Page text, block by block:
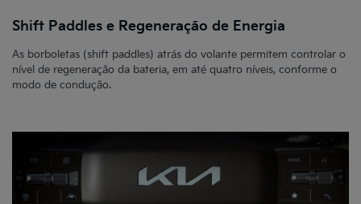
Shift Paddles e Regeneração de Energia
As borboletas (shift paddles) atrás do volante permitem controlar o
nível de regeneração da bateria, em até quatro níveis, conforme o
modo de condução.